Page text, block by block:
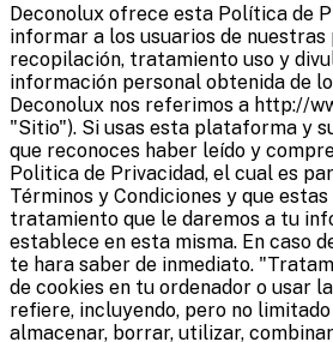
Deconolux ofrece esta Política de
informar a los usuarios de
recopilación, tratamiento uso y
información personal obtenida de
Deconolux nos referimos a http://
"Sitio"). Si usas esta plataforma y
que reconoces haber leído y
Politica de Privacidad, el cual es
Términos y Condiciones y que
tratamiento que le daremos a tu
establece en esta misma. En caso
te hara saber de inmediato.
de cookies en tu ordenador o usar
refiere, incluyendo, pero no
almacenar, borrar, utilizar,